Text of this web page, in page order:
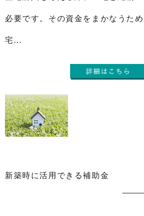
必要です。その資金をまかなうた
宅...
新築時に活用できる補助金